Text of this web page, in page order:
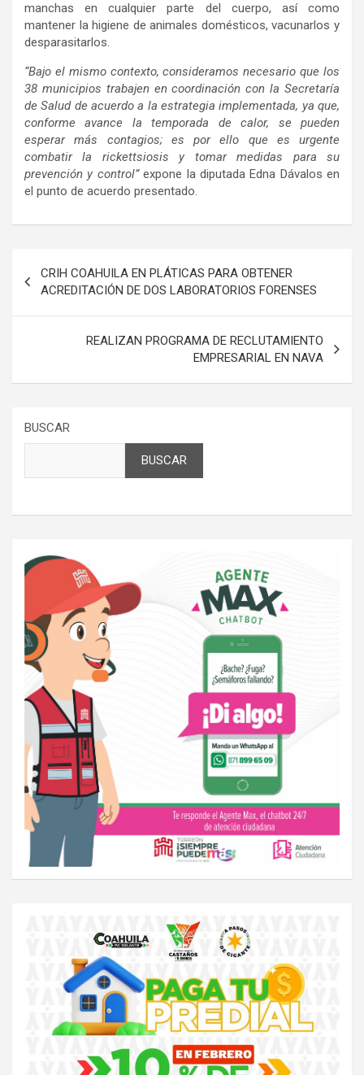
manchas en cualquier parte del cuerpo, así como
mantener la higiene de animales domésticos, vacunarlos y
desparasitarlos.
“Bajo el mismo contexto, consideramos necesario que los
38 municipios trabajen en coordinación con la Secretaría
de Salud de acuerdo a la estrategia implementada, ya que,
conforme avance la temporada de calor, se pueden
esperar más contagios; es por ello que es urgente
combatir la rickettsiosis y tomar medidas para su
prevención y control”expone la diputada Edna Dávalos en
el punto de acuerdo presentado.
de
entradas
CRIH COAHUILA EN PLÁTICAS PARA OBTENER
ACREDITACIÓN DE DOS LABORATORIOS FORENSES
REALIZAN PROGRAMA DE RECLUTAMIENTO
EMPRESARIAL EN NAVA
BUSCAR
BUSCAR